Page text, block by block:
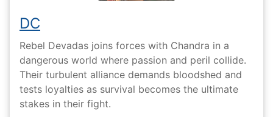
DC
Rebel Devadas joins forces with Chandra in a
dangerous world where passion and peril collide.
Their turbulent alliance demands bloodshed and
tests loyalties as survival becomes the ultimate
stakes in their fight.